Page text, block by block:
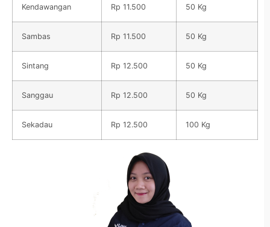
Kendawangan Rp 11.500 50 Kg
Sambas Rp 11.500 50 Kg
Sintang Rp 12.500 50 Kg
Sanggau Rp 12.500 50 Kg
Sekadau Rp 12.500 100 Kg